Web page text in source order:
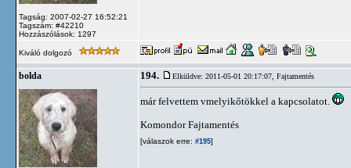
Tagság: 2007-02-27 16:52:21
Tagszám: #42210
Hozzászólások: 1297
Kiváló dolgozó
bolda 194. Elküldve: 2011-05-01 20:17:07, Fajtamentés
már felvettem vmelyikőtökkel a kapcsolatot.
Komondor Fajtamentés
[válaszok erre: #195]